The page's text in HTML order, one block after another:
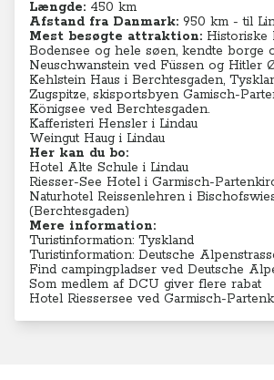
Længde: 450 km
Afstand fra Danmark: 950 km - til
Mest besøgte attraktion: Historiske
Bodensee og hele søen, kendte borge
Neuschwanstein ved Füssen og Hitler
Kehlstein Haus i Berchtesgaden,
Zugspitze, skisportsbyen Gamisch-
Königsee ved Berchtesgaden.
Kafferisteri Hensler i Lindau
Weingut Haug i Lindau
Her kan du bo:
Hotel Alte Schule i Lindau
Riesser-See Hotel i Garmisch-
Naturhotel Reissenlehren i
(Berchtesgaden)
Mere information:
Turistinformation: Tyskland
Turistinformation: Deutsche
Find campingpladser ved Deutsche
Som medlem af DCU giver flere rabat
Hotel Riessersee ved Garmisch-